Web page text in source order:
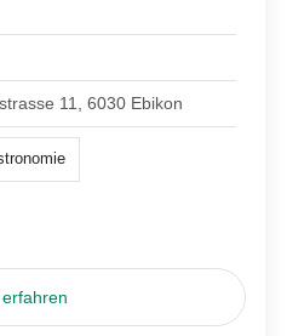
11, 6030 Ebikon